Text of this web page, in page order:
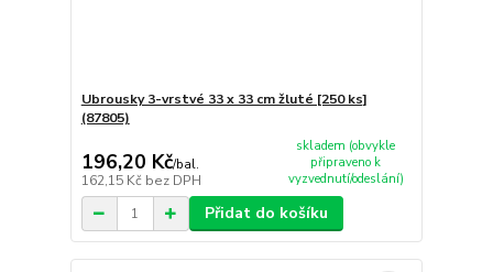
Ubrousky 3-vrstvé 33 x 33 cm žluté [250 ks]
(87805)
196,20 Kč/bal.
162,15 Kč bez DPH
skladem (obvykle
připraveno k
vyzvednutí/odeslání)
Přidat do košíku